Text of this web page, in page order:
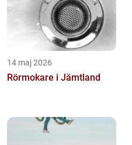
14 maj 2026
Rörmokare i Jämtland